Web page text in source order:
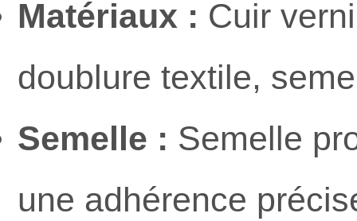
Matériaux : Cuir
doublure textile,
Semelle : Semelle
une adhérence